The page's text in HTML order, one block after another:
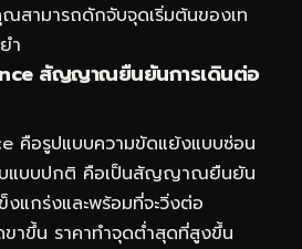
สามารถดักจับจุดเริ่มต้นของเท
ำ
สัญญาณยืนยันการเดินต่อ
คือรูปแบบความขัดแย้งแบบซ่อน
บแบบปกติ คือเป็นสัญญาณยืนยัน
งแกร่งและพร้อมที่จะวิ่งต่อ
ขาขึ้น ราคาทำจุดต่ำสุดที่สูงขึ้น